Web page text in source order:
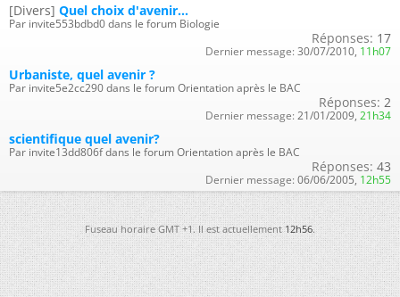
[Divers] Quel choix d'avenir...
Par invite553bdbd0 dans le forum Biologie
Réponses: 17
Dernier message: 30/07/2010, 11h07
Urbaniste, quel avenir ?
Par invite5e2cc290 dans le forum Orientation après le BAC
Réponses: 2
Dernier message: 21/01/2009, 21h34
scientifique quel avenir?
Par invite13dd806f dans le forum Orientation après le BAC
Réponses: 43
Dernier message: 06/06/2005, 12h55
Fuseau horaire GMT +1. Il est actuellement12h56.